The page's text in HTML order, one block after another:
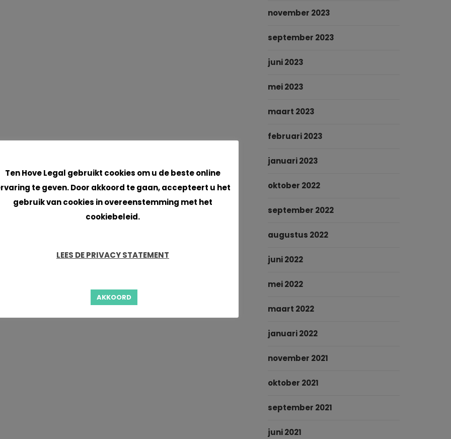
november 2023
september 2023
juni 2023
mei 2023
maart 2023
februari 2023
januari 2023
oktober 2022
september 2022
augustus 2022
juni 2022
mei 2022
maart 2022
januari 2022
november 2021
oktober 2021
september 2021
juni 2021
Ten Hove Legal gebruikt cookies om u de beste online
te geven. Door akkoord te gaan, accepteert u het
gebruik van cookies in overeenstemming met het
cookiebeleid.
LEES DE PRIVACY STATEMENT
AKKOORD